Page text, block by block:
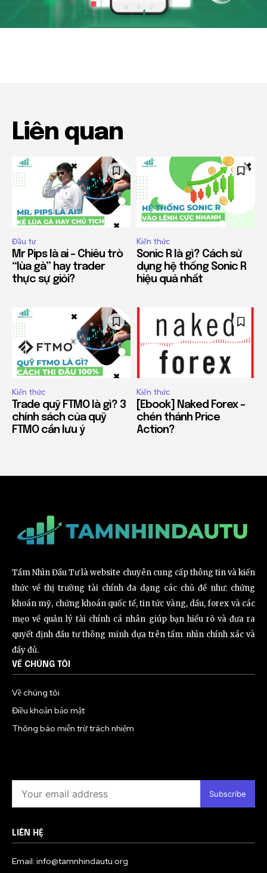
Liên quan
Đầu tư
Mr Pips là ai – Chiêu trò
“lùa gà” hay trader
thực sự giỏi?
Kiến thức
Sonic R là gì? Cách sử
dụng hệ thống Sonic R
hiệu quả nhất
Kiến thức
Trade quỹ FTMO là gì? 3
chính sách của quỹ
FTMO cần lưu ý
Kiến thức
[Ebook] Naked Forex –
chén thánh Price
Action?
Tầm Nhìn Đầu Tư là website chuyên cung cấp thông tin và kiến
thức về thị trường tài chính đa dạng các chủ đề như: chứng
khoán mỹ, chứng khoán quốc tế, tin tức vàng, dầu, forex và các
mẹo về quản lý tài chính cá nhân giúp bạn hiểu rõ và đưa ra
quyết định đầu tư thông minh dựa trên tầm nhìn chính xác và
đầy đủ.
VỀ CHÚNG TÔI
Về chúng tôi
Điều khoản bảo mật
Thông báo miễn trừ trách nhiệm
Subscribe
LIÊN HỆ
Email: info@tamnhindautu.org